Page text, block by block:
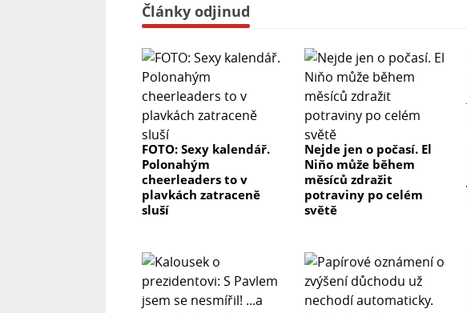
Články odjinud
FOTO: Sexy kalendář.
Polonahým
cheerleaders to v
plavkách zatraceně
sluší
Nejde jen o počasí. El
Niňo může během
měsíců zdražit
potraviny po celém
světě